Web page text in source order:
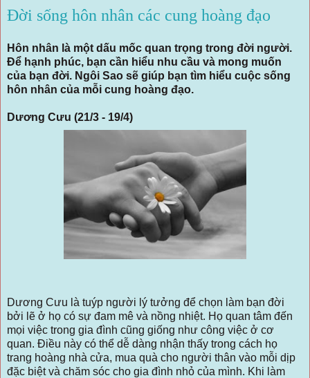
Đời sống hôn nhân các cung hoàng đạo
Hôn nhân là một dấu mốc quan trọng trong đời người.
Để hạnh phúc, bạn cần hiểu nhu cầu và mong muốn
của bạn đời. Ngôi Sao sẽ giúp bạn tìm hiểu cuộc sống
hôn nhân của mỗi cung hoàng đạo.
Dương Cưu (21/3 - 19/4)
Dương Cưu là tuýp người lý tưởng để chọn làm bạn đời
bởi lẽ ở họ có sự đam mê và nồng nhiệt. Họ quan tâm đến
mọi việc trong gia đình cũng giống như công việc ở cơ
quan. Điều này có thể dễ dàng nhận thấy trong cách họ
trang hoàng nhà cửa, mua quà cho người thân vào mỗi dịp
đặc biệt và chăm sóc cho gia đình nhỏ của mình. Khi làm